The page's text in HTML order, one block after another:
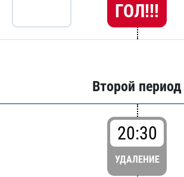
ГОЛ!!!
Второй период
20:30
УДАЛЕНИЕ